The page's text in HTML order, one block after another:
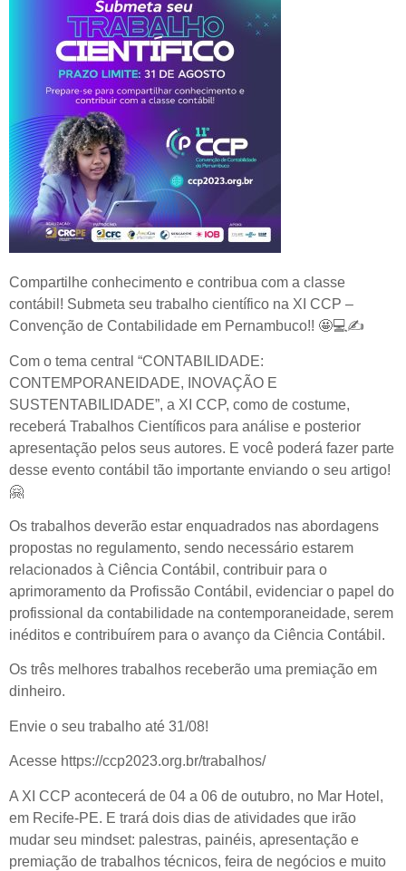
Compartilhe conhecimento e contribua com a classe
contábil! Submeta seu trabalho científico na XI CCP –
Convenção de Contabilidade em Pernambuco!! 🤩💻✍️
Com o tema central “CONTABILIDADE:
CONTEMPORANEIDADE, INOVAÇÃO E
SUSTENTABILIDADE”, a XI CCP, como de costume,
receberá Trabalhos Científicos para análise e posterior
apresentação pelos seus autores. E você poderá fazer parte
desse evento contábil tão importante enviando o seu artigo!
🤗
Os trabalhos deverão estar enquadrados nas abordagens
propostas no regulamento, sendo necessário estarem
relacionados à Ciência Contábil, contribuir para o
aprimoramento da Profissão Contábil, evidenciar o papel do
profissional da contabilidade na contemporaneidade, serem
inéditos e contribuírem para o avanço da Ciência Contábil.
Os três melhores trabalhos receberão uma premiação em
dinheiro.
Envie o seu trabalho até 31/08!
Acesse https://ccp2023.org.br/trabalhos/
A XI CCP acontecerá de 04 a 06 de outubro, no Mar Hotel,
em Recife-PE. E trará dois dias de atividades que irão
mudar seu mindset: palestras, painéis, apresentação e
premiação de trabalhos técnicos, feira de negócios e muito